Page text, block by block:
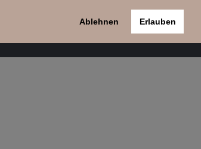
Ablehnen Erlauben